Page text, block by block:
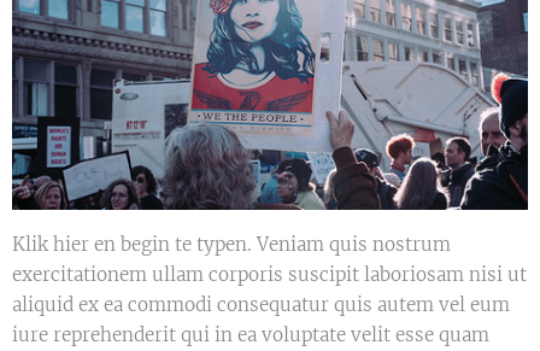
Klik hier en begin te typen. Veniam quis nostrum
exercitationem ullam corporis suscipit laboriosam nisi ut
aliquid ex ea commodi consequatur quis autem vel eum
iure reprehenderit qui in ea voluptate velit esse quam